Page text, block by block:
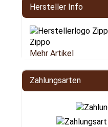
Hersteller Info
Zippo
Mehr Artikel
Zahlungsarten